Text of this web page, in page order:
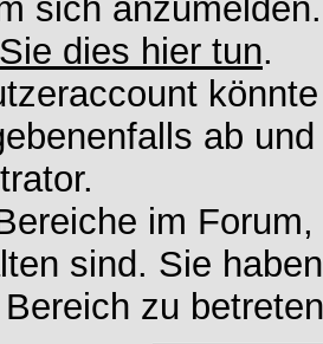
sich
dies hier tun.
ab
im
sind. Sie
zu